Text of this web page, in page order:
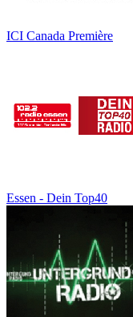
ICI Canada Première
Essen - Dein Top40